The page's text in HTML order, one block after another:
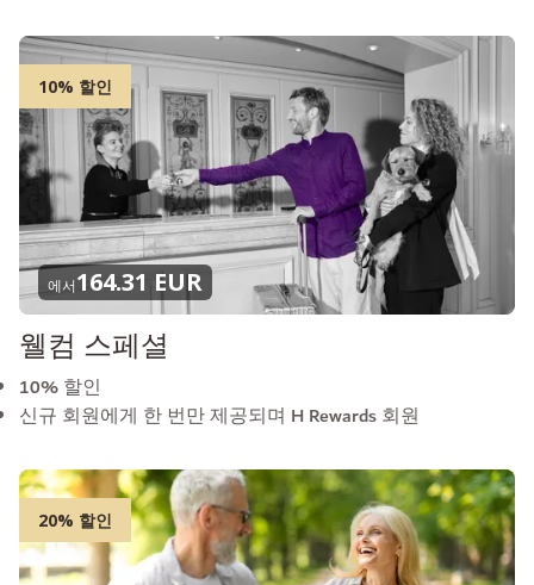
10% 할인
에서164.31 EUR
웰컴 스페셜
10% 할인
신규 회원에게 한 번만 제공되며 H Rewards 회원
20% 할인